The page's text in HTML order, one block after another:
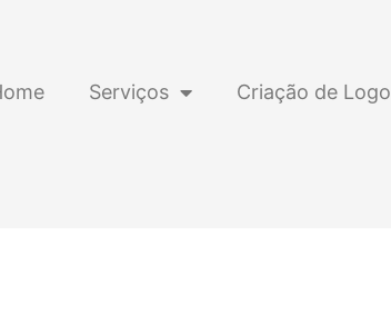
Serviços Criação de Logo